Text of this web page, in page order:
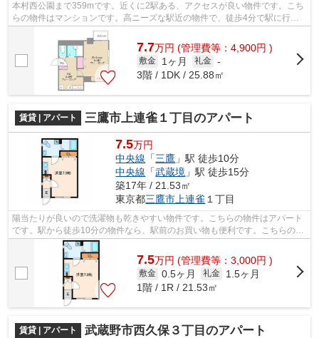
本村西公園まで359mです。近くに2駅ある、アクセスが良い物件です。こち
らの物件はマンションです。高ニーズな駅近の物件で、徒歩4分で駅に行く
ことができます。できるだけ早めに不動...
7.7万円 (管理費等：4,900円 )
敷金 1ヶ月 礼金 -
3階 / 1DK / 25.88㎡
賃貸 | アパート 三鷹市上連雀１丁目のアパート
7.5万円
中央線 「三鷹 」駅 徒歩10分
中央線 「武蔵境 」駅 徒歩15分
築17年 / 21.53㎡
東京都三鷹市 上連雀 １丁目
陽当たりが良いので洗濯物も乾きやすい物件です。こちらの物件はアパート
です。駅から徒歩10分の物件なら、駅前のお買い物も便利です。こちらの物
件は2駅が近くにあり便利です。三鷹市...
7.5万円 (管理費等：3,000円 )
敷金 0.5ヶ月 礼金
1.5ヶ月
1階 / 1R / 21.53㎡
賃貸 | アパート 武蔵野市西久保３丁目のアパート